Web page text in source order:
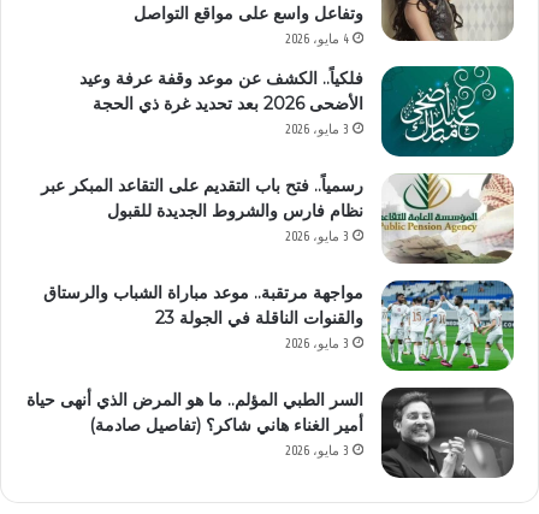
وتفاعل واسع على مواقع التواصل
4 مايو، 2026
فلكياً.. الكشف عن موعد وقفة عرفة وعيد
الأضحى 2026 بعد تحديد غرة ذي الحجة
3 مايو، 2026
رسمياً.. فتح باب التقديم على التقاعد المبكر عبر
نظام فارس والشروط الجديدة للقبول
3 مايو، 2026
مواجهة مرتقبة.. موعد مباراة الشباب والرستاق
والقنوات الناقلة في الجولة 23
3 مايو، 2026
السر الطبي المؤلم.. ما هو المرض الذي أنهى حياة
أمير الغناء هاني شاكر؟ (تفاصيل صادمة)
3 مايو، 2026